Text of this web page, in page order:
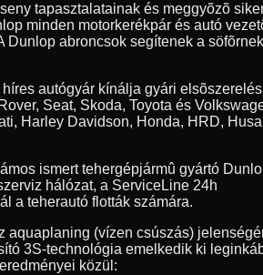
tapasztalatainak és meggyõzõ
minden motorkerékpár és autó
abroncsok segítenek a
autógyár kínálja gyári
Seat, Skoda, Toyota és
Harley Davidson, Honda, HRD,
ismert tehergépjármû gyártó
hálózat, a ServiceLine 24h
a teherautó flották számára.
aquaplaning (vízen csúszás)
3S-technológia emelkedik ki
közül: